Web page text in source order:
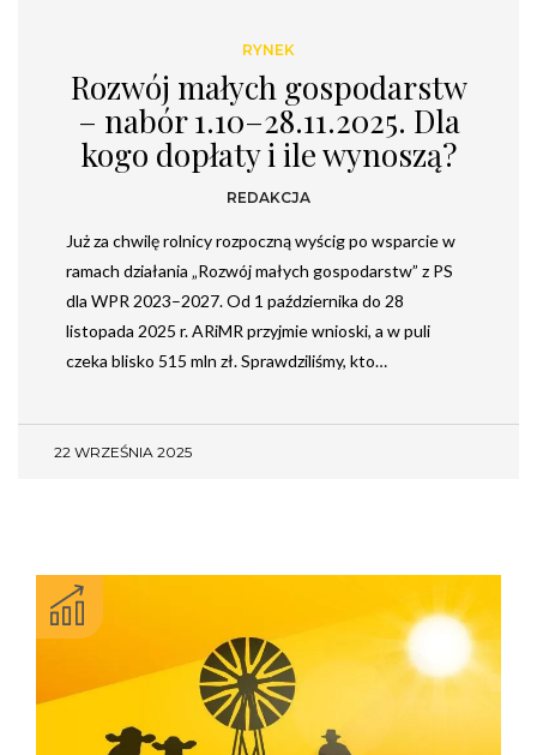
RYNEK
Rozwój małych gospodarstw
– nabór 1.10–28.11.2025. Dla
kogo dopłaty i ile wynoszą?
REDAKCJA
Już za chwilę rolnicy rozpoczną wyścig po wsparcie w
ramach działania „Rozwój małych gospodarstw” z PS
dla WPR 2023–2027. Od 1 października do 28
listopada 2025 r. ARiMR przyjmie wnioski, a w puli
czeka blisko 515 mln zł. Sprawdziliśmy, kto…
22 WRZEŚNIA 2025